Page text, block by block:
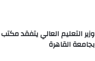
وزير التعليم العالي يتفقد
بجامعة القاهرة